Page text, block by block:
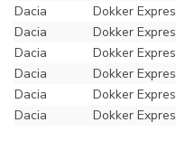
Dacia
Dokker
Dacia
Dokker
Dacia
Dokker
Dacia
Dokker
Dacia
Dokker
Dacia
Dokker